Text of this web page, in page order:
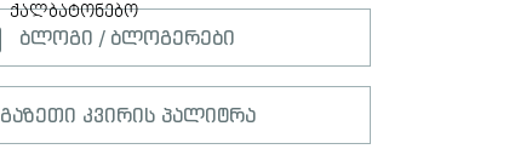
ქალბატონებო
ბლოგი / ბლოგერები
გაზეთი კვირის პალიტრა